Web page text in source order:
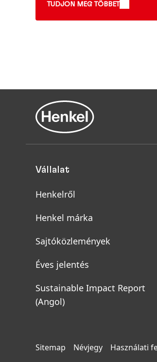
TUDJON MEG TÖBBET
Vállalat
Henkelről
Henkel márka
Sajtóközlemények
Éves jelentés
Sustainable Impact Report
(Angol)
Sitemap Névjegy Használati